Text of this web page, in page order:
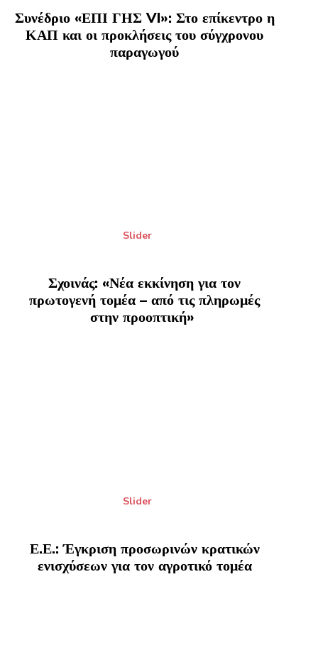
Συνέδριο «ΕΠΙ ΓΗΣ VI»: Στο επίκεντρο η
ΚΑΠ και οι προκλήσεις του σύγχρονου
παραγωγού
Slider
Σχοινάς: «Νέα εκκίνηση για τον
πρωτογενή τομέα – από τις πληρωμές
στην προοπτική»
Slider
Ε.Ε.: Έγκριση προσωρινών κρατικών
ενισχύσεων για τον αγροτικό τομέα